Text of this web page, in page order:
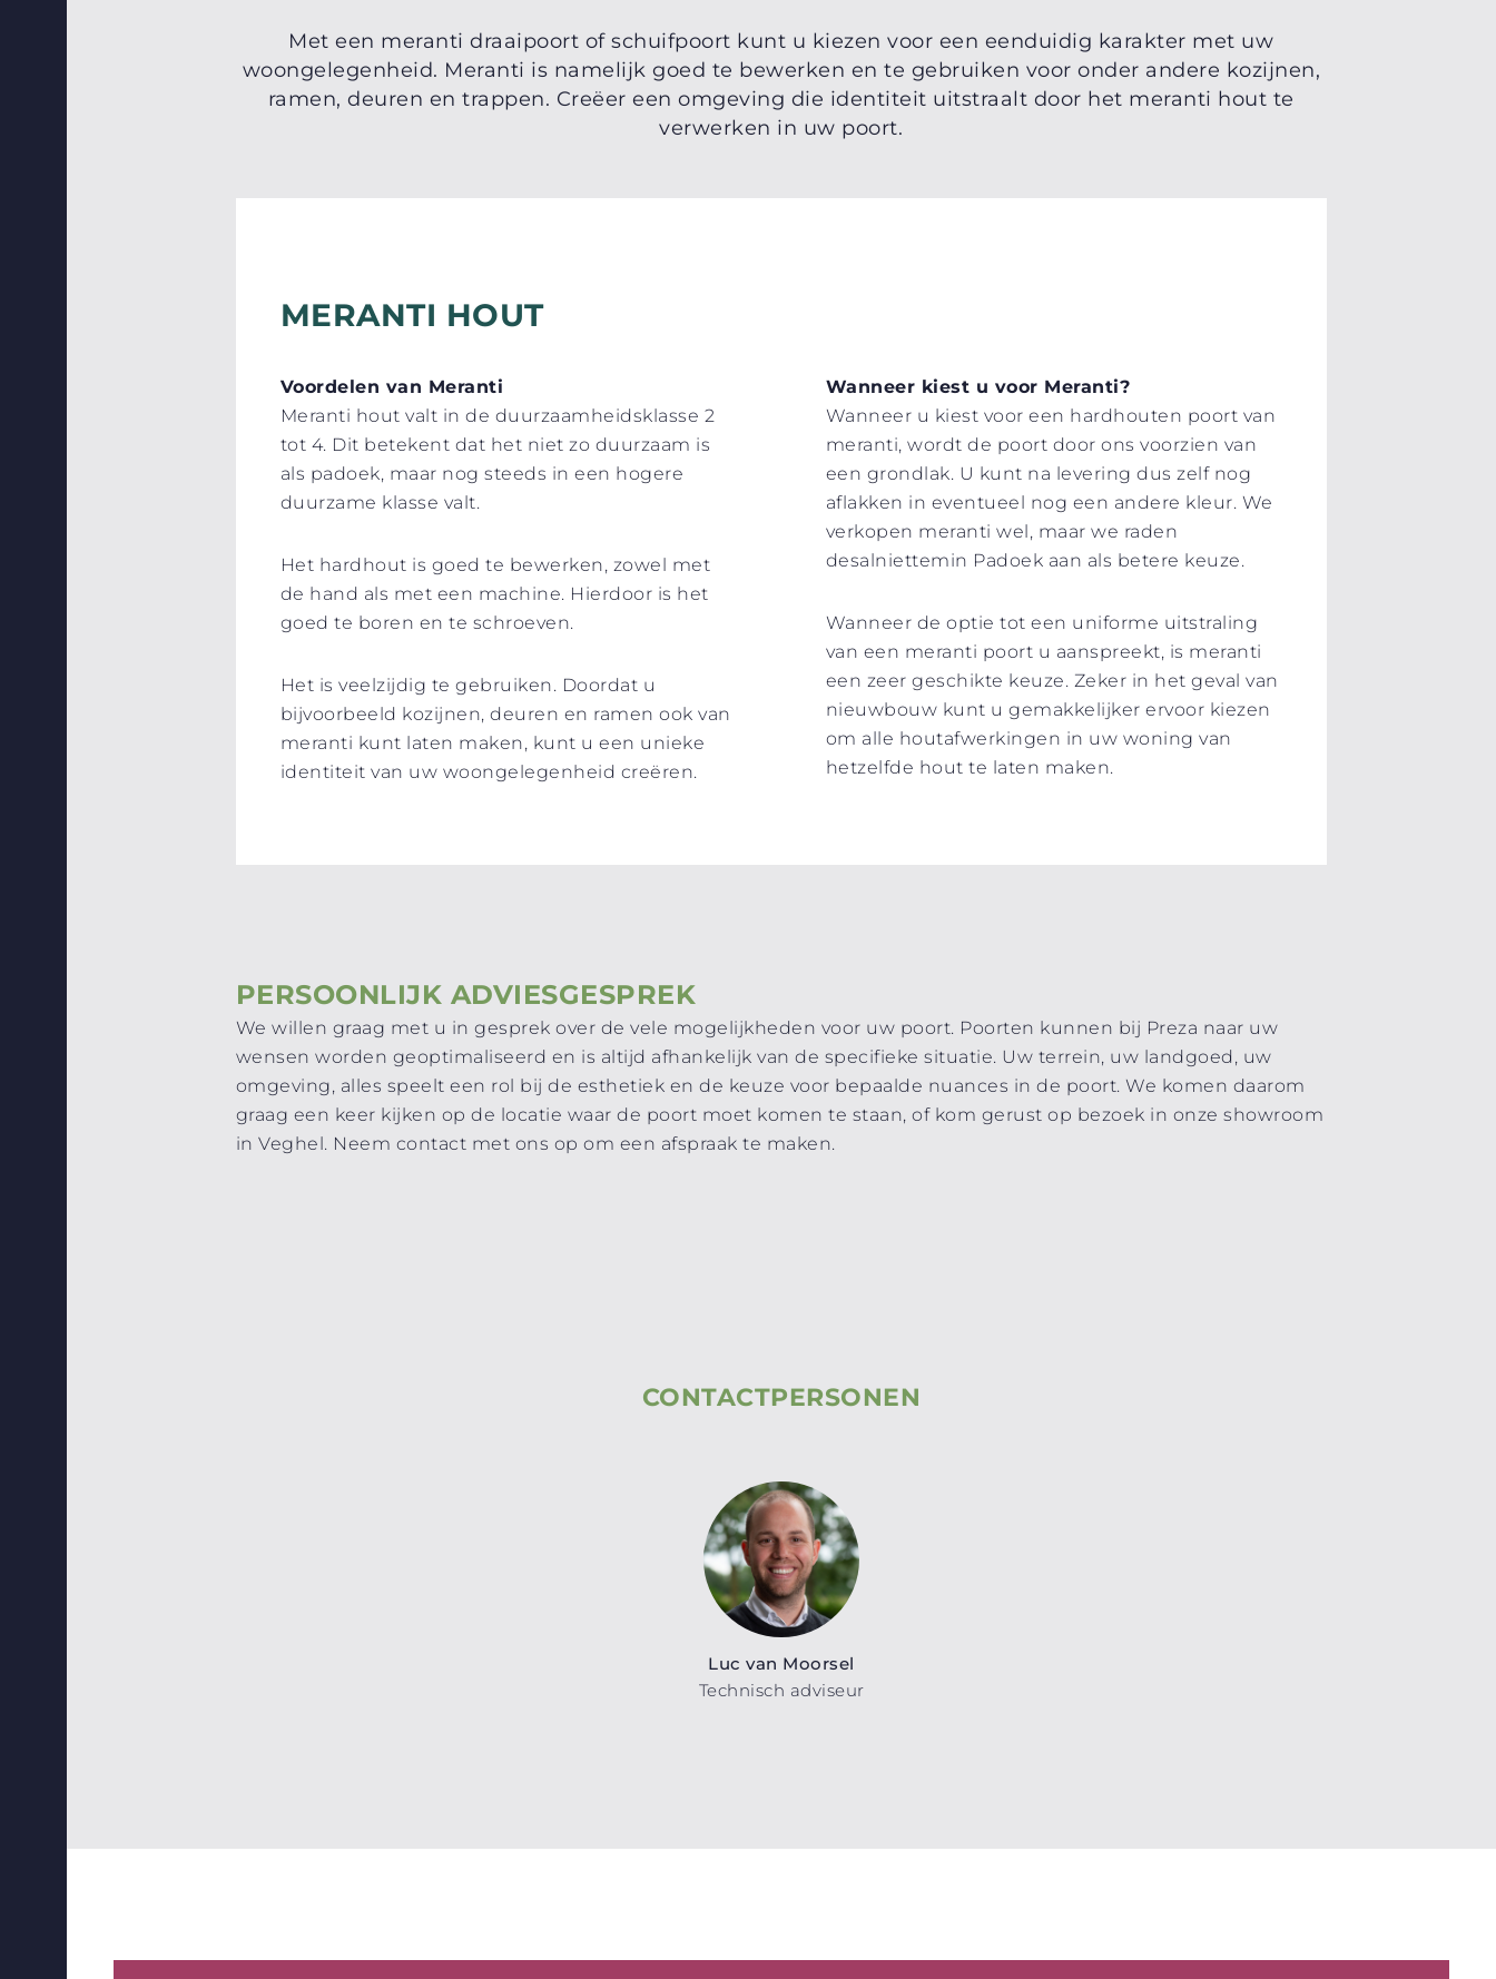
Met een meranti draaipoort of schuifpoort kunt u kiezen voor een eenduidig karakter met uw
woongelegenheid. Meranti is namelijk goed te bewerken en te gebruiken voor onder andere kozijnen,
ramen, deuren en trappen. Creëer een omgeving die identiteit uitstraalt door het meranti hout te
verwerken in uw poort.
MERANTI HOUT
Voordelen van Meranti
Meranti hout valt in de duurzaamheidsklasse 2
tot 4. Dit betekent dat het niet zo duurzaam is
als padoek, maar nog steeds in een hogere
duurzame klasse valt.
Het hardhout is goed te bewerken, zowel met
de hand als met een machine. Hierdoor is het
goed te boren en te schroeven.
Het is veelzijdig te gebruiken. Doordat u
bijvoorbeeld kozijnen, deuren en ramen ook van
meranti kunt laten maken, kunt u een unieke
identiteit van uw woongelegenheid creëren.
Wanneer kiest u voor Meranti?
Wanneer u kiest voor een hardhouten poort van
meranti, wordt de poort door ons voorzien van
een grondlak. U kunt na levering dus zelf nog
aflakken in eventueel nog een andere kleur. We
verkopen meranti wel, maar we raden
desalniettemin Padoek aan als betere keuze.
Wanneer de optie tot een uniforme uitstraling
van een meranti poort u aanspreekt, is meranti
een zeer geschikte keuze. Zeker in het geval van
nieuwbouw kunt u gemakkelijker ervoor kiezen
om alle houtafwerkingen in uw woning van
hetzelfde hout te laten maken.
PERSOONLIJK ADVIESGESPREK
We willen graag met u in gesprek over de vele mogelijkheden voor uw poort. Poorten kunnen bij Preza naar uw
wensen worden geoptimaliseerd en is altijd afhankelijk van de specifieke situatie. Uw terrein, uw landgoed, uw
omgeving, alles speelt een rol bij de esthetiek en de keuze voor bepaalde nuances in de poort. We komen daarom
graag een keer kijken op de locatie waar de poort moet komen te staan, of kom gerust op bezoek in onze showroom
in Veghel. Neem contact met ons op om een afspraak te maken.
CONTACTPERSONEN
Luc van Moorsel
Technisch adviseur